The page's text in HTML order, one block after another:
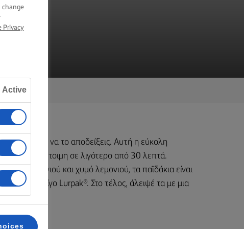
πρόκειται να το αποδείξεις. Αυτή η εύκολη
είναι έτοιμη σε λιγότερο από 30 λεπτά.
λεμονιού και χυμό λεμονιού, τα παϊδάκια είναι
με λίγο Lurpak®. Στο τέλος, άλειψέ τα με μια
change
Privacy
Active